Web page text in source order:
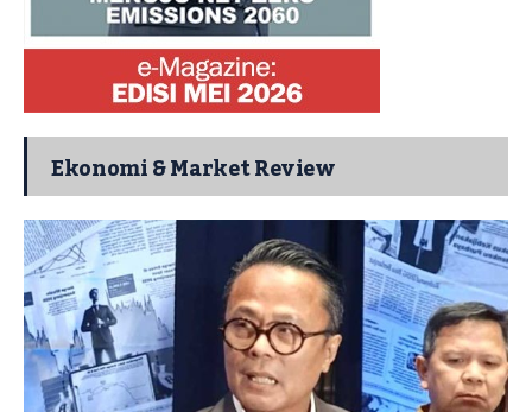
Ekonomi & Market Review